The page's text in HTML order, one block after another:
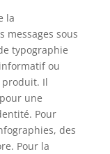
la
messages sous
typographie
ou
Il
une
Pour
des
Pour la